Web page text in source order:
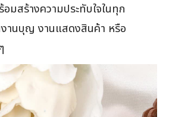
มสร้างความประทับใจในทุก
งานบุญ งานแสดงสินค้า หรือ